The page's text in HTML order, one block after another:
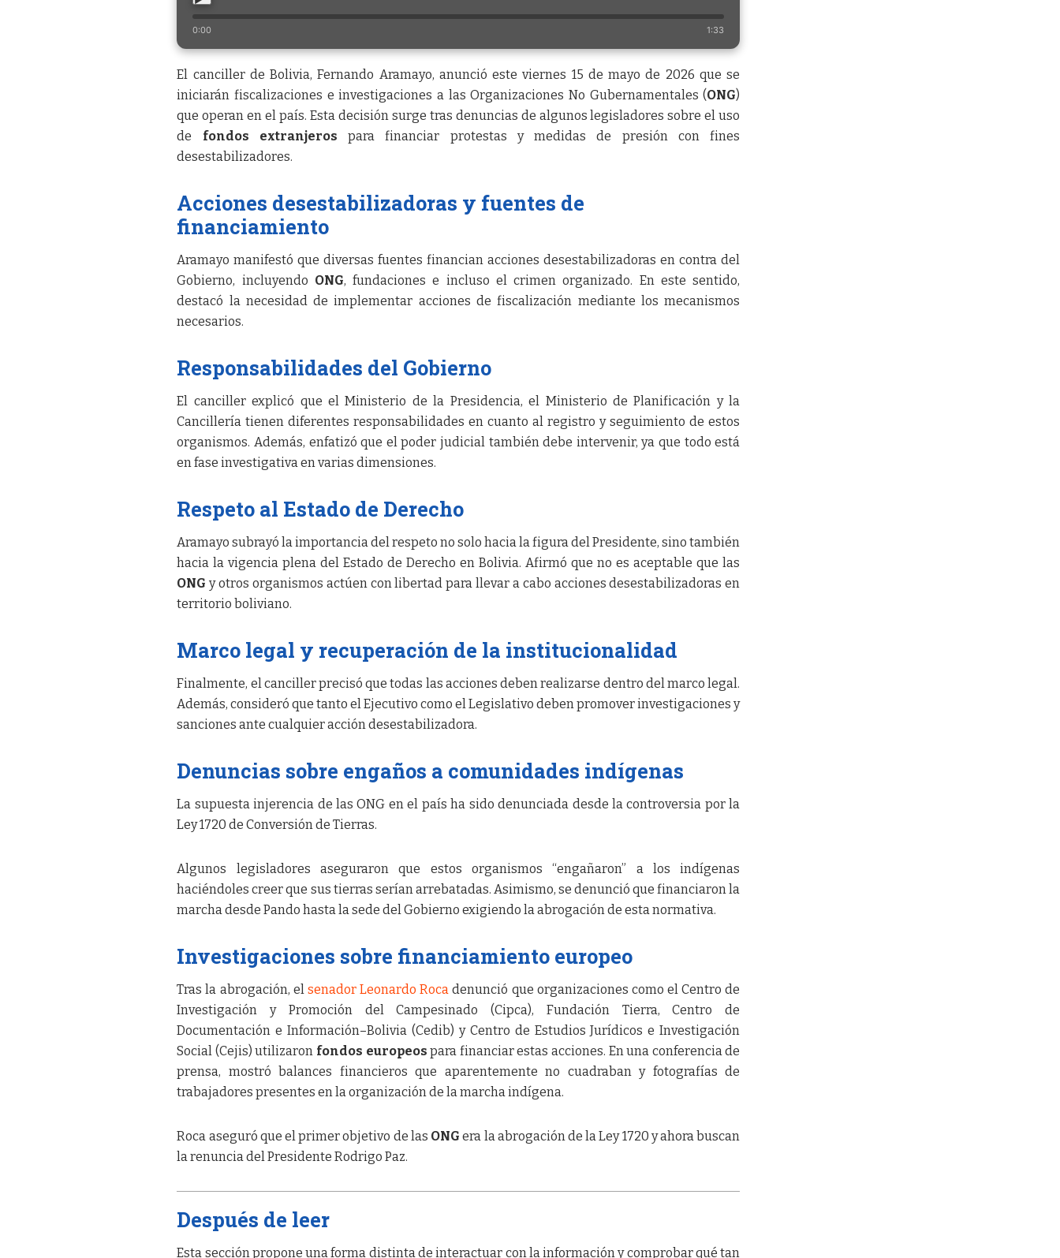
0:00 1:33
El canciller de Bolivia, Fernando Aramayo, anunció este viernes 15 de mayo de 2026 que se
iniciarán fiscalizaciones e investigaciones a las Organizaciones No Gubernamentales (ONG)
que operan en el país. Esta decisión surge tras denuncias de algunos legisladores sobre el uso
de fondos extranjeros para financiar protestas y medidas de presión con fines
desestabilizadores.
Acciones desestabilizadoras y fuentes de
financiamiento
Aramayo manifestó que diversas fuentes financian acciones desestabilizadoras en contra del
Gobierno, incluyendo ONG, fundaciones e incluso el crimen organizado. En este sentido,
destacó la necesidad de implementar acciones de fiscalización mediante los mecanismos
necesarios.
Responsabilidades del Gobierno
El canciller explicó que el Ministerio de la Presidencia, el Ministerio de Planificación y la
Cancillería tienen diferentes responsabilidades en cuanto al registro y seguimiento de estos
organismos. Además, enfatizó que el poder judicial también debe intervenir, ya que todo está
en fase investigativa en varias dimensiones.
Respeto al Estado de Derecho
Aramayo subrayó la importancia del respeto no solo hacia la figura del Presidente, sino también
hacia la vigencia plena del Estado de Derecho en Bolivia. Afirmó que no es aceptable que las
ONG y otros organismos actúen con libertad para llevar a cabo acciones desestabilizadoras en
territorio boliviano.
Marco legal y recuperación de la institucionalidad
Finalmente, el canciller precisó que todas las acciones deben realizarse dentro del marco legal.
Además, consideró que tanto el Ejecutivo como el Legislativo deben promover investigaciones y
sanciones ante cualquier acción desestabilizadora.
Denuncias sobre engaños a comunidades indígenas
La supuesta injerencia de las ONG en el país ha sido denunciada desde la controversia por la
Ley 1720 de Conversión de Tierras.
Algunos legisladores aseguraron que estos organismos “engañaron” a los indígenas
haciéndoles creer que sus tierras serían arrebatadas. Asimismo, se denunció que financiaron la
marcha desde Pando hasta la sede del Gobierno exigiendo la abrogación de esta normativa.
Investigaciones sobre financiamiento europeo
Tras la abrogación, el senador Leonardo Roca denunció que organizaciones como el Centro de
Investigación y Promoción del Campesinado (Cipca), Fundación Tierra, Centro de
Documentación e Información–Bolivia (Cedib) y Centro de Estudios Jurídicos e Investigación
Social (Cejis) utilizaron fondos europeos para financiar estas acciones. En una conferencia de
prensa, mostró balances financieros que aparentemente no cuadraban y fotografías de
trabajadores presentes en la organización de la marcha indígena.
Roca aseguró que el primer objetivo de las ONG era la abrogación de la Ley 1720 y ahora buscan
la renuncia del Presidente Rodrigo Paz.
Después de leer
Esta sección propone una forma distinta de interactuar con la información y comprobar qué tan